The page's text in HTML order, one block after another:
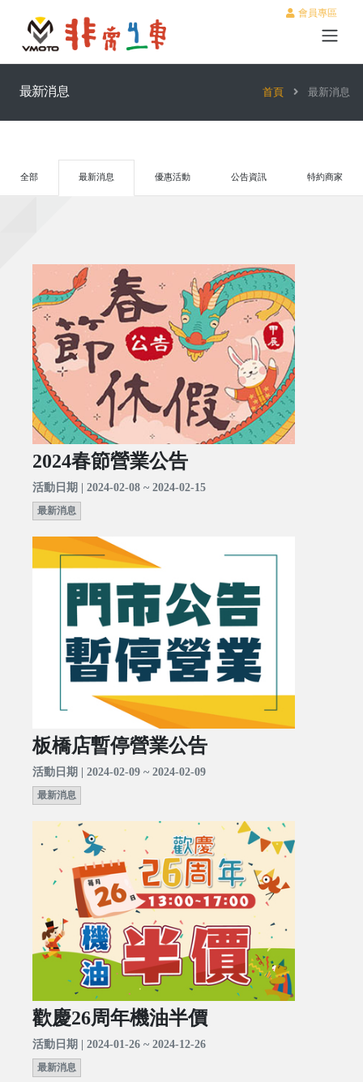
會員專區
最新消息 首頁 最新消息
全部 最新消息 優惠活動 公告資訊 特約商家
2024春節營業公告
活動日期 | 2024-02-08 ~ 2024-02-15
最新消息
板橋店暫停營業公告
活動日期 | 2024-02-09 ~ 2024-02-09
最新消息
歡慶26周年機油半價
活動日期 | 2024-01-26 ~ 2024-12-26
最新消息